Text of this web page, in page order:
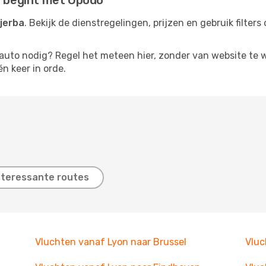
. Bekijk de dienstregelingen, prijzen en gebruik
nodig? Regel het meteen hier, zonder van website te
keer in orde.
routes
Vluchten vanaf Lyon naar Brussel